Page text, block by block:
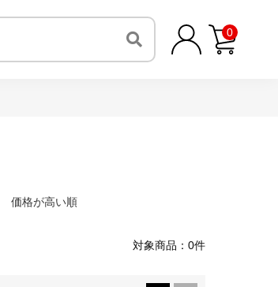
0
価格が高い順
対象商品：0件